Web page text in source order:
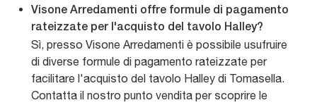
Visone Arredamenti offre formule di pagamento
rateizzate per l'acquisto del tavolo Halley?
Sì, presso Visone Arredamenti è possibile usufruire
di diverse formule di pagamento rateizzate per
facilitare l'acquisto del tavolo Halley di Tomasella.
Contatta il nostro punto vendita per scoprire le